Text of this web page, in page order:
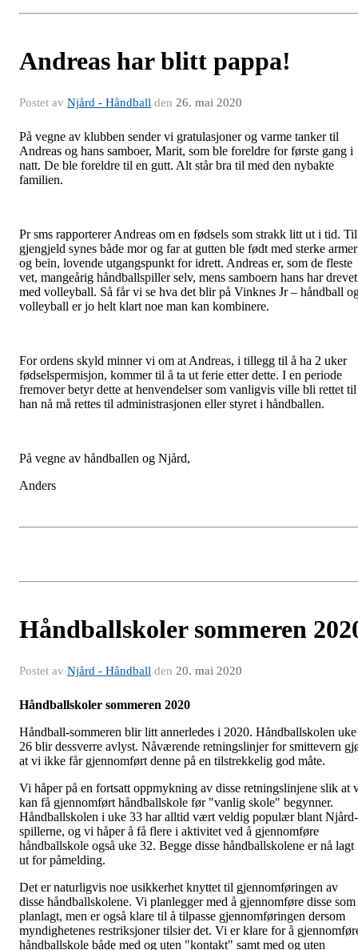
Andreas har blitt pappa!
Postet av Njård - Håndball den 26. mai 2020
På vegne av klubben sender vi gratulasjoner og varme tanker til
Andreas og hans samboer, Marit, som ble foreldre for første gang i
natt. De ble foreldre til en gutt. Alt står bra til med den nybakte
familien.
Pr sms rapporterer Andreas om en fødsels som strakk litt ut i tid. Til
gjengjeld synes både mor og far at gutten ble født med sterke armer
og bein, lovende utgangspunkt for idrett. Andreas er, som de fleste
vet, mangeårig håndballspiller selv, mens samboern hans har drevet
med volleyball. Så får vi se hva det blir på Vinknes Jr – håndball
volleyball er jo helt klart noe man kan kombinere.
For ordens skyld minner vi om at Andreas, i tillegg til å ha 2 uker
fødselspermisjon, kommer til å ta ut ferie etter dette. I en periode
fremover betyr dette at henvendelser som vanligvis ville bli rettet til
han nå må rettes til administrasjonen eller styret i håndballen.
På vegne av håndballen og Njård,
Anders
Håndballskoler sommeren
Postet av Njård - Håndball den 20. mai 2020
Håndballskoler sommeren 2020
Håndball-sommeren blir litt annerledes i 2020. Håndballskolen uke
26 blir dessverre avlyst. Nåværende retningslinjer for smittevern
at vi ikke får gjennomført denne på en tilstrekkelig god måte.
Vi håper på en fortsatt oppmykning av disse retningslinjene slik at
kan få gjennomført håndballskole før "vanlig skole" begynner.
Håndballskolen i uke 33 har alltid vært veldig populær blant Njård-
spillerne, og vi håper å få flere i aktivitet ved å gjennomføre
håndballskole også uke 32. Begge disse håndballskolene er nå lagt
ut for påmelding.
Det er naturligvis noe usikkerhet knyttet til gjennomføringen av
disse håndballskolene. Vi planlegger med å gjennomføre disse som
planlagt, men er også klare til å tilpasse gjennomføringen dersom
myndighetenes restriksjoner tilsier det. Vi er klare for å
håndballskole både med og uten "kontakt" samt med og uten